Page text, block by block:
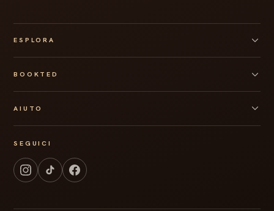
ESPLORA
Box personalizzata
Regali aziendali
Gift card
Quiz Bookted
BOOKTED
Collaborazioni
Press kit
Blog
Contatti
AIUTO
Resi e rimborsi
Recedi dal contratto
Termini
SEGUICI